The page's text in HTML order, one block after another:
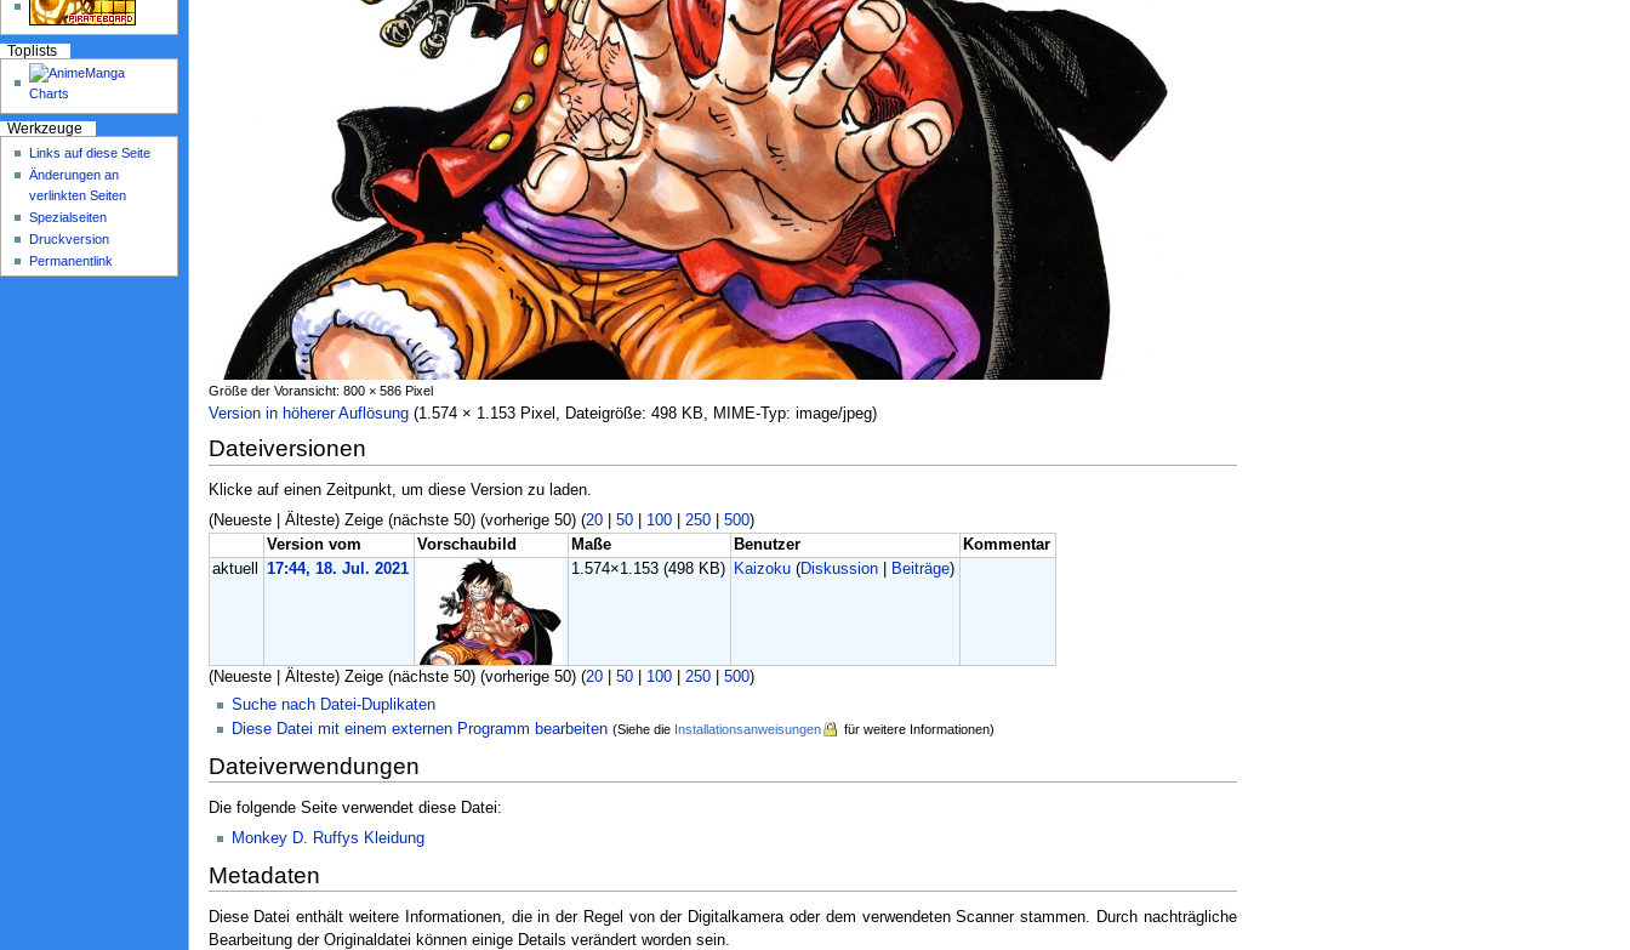
Größe der Voransicht: 800 × 586 Pixel
Version in höherer Auflösung‎ (1.574 × 1.153 Pixel, Dateigröße: 498 KB, MIME-Typ: image/jpeg)
Dateiversionen
Klicke auf einen Zeitpunkt, um diese Version zu laden.
(Neueste | Älteste) Zeige (nächste 50) (vorherige 50) (20| 50| 100| 250| 500)
Version vom
Vorschaubild Maße Benutzer
Kommentar
aktuell
17:44, 18. Jul. 2021 1.574×1.153(498 KB) Kaizoku (Diskussion Beiträge)
(Neueste | Älteste) Zeige (nächste 50) (vorherige 50) (20| 50| 100| 250| 500)
Suche nach Datei-Duplikaten
Diese Datei mit einem externen Programm bearbeiten (Siehe die Installationsanweisungen für weitere Informationen)
Dateiverwendungen
Die folgende Seite verwendet diese Datei:
Monkey D. Ruffys Kleidung
Metadaten
Diese Datei enthält weitere Informationen, die in der Regel von der Digitalkamera oder dem verwendeten Scanner stammen. Durch nachträgliche
Bearbeitung der Originaldatei können einige Details verändert worden sein.
Toplists
Werkzeuge
Links auf diese Seite
Änderungen an
verlinkten Seiten
Spezialseiten
Druckversion
Permanentlink